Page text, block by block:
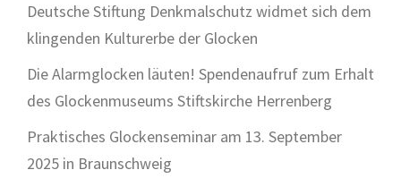
Deutsche Stiftung Denkmalschutz widmet sich dem
klingenden Kulturerbe der Glocken
Die Alarmglocken läuten! Spendenaufruf zum Erhalt
des Glockenmuseums Stiftskirche Herrenberg
Praktisches Glockenseminar am 13. September
2025 in Braunschweig